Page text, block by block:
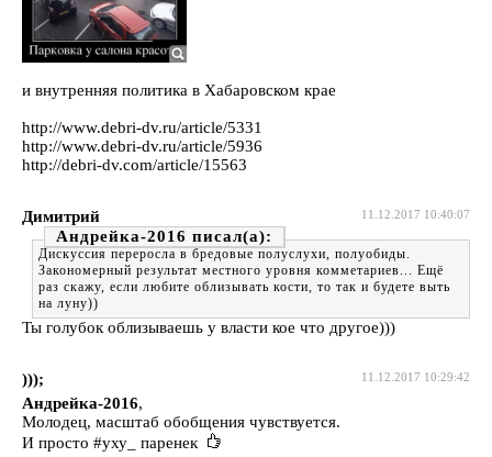
и внутренняя политика в Хабаровском крае
http://www.debri-dv.ru/article/5331
http://www.debri-dv.ru/article/5936
http://debri-dv.com/article/15563
11.12.2017 10:40:07
Димитрий
Андрейка-2016
Дискуссия переросла в бредовые полуслухи, полуобиды.
Закономерный результат местного уровня комметариев... Ещё
раз скажу, если любите облизывать кости, то так и будете выть
на луну))
Ты голубок облизываешь у власти кое что другое)))
11.12.2017 10:29:42
)));
Андрейка-2016,
Молодец, масштаб обобщения чувствуется.
И просто #уху_ паренек